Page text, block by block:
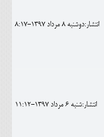
انتشار:دوشنبه 8 مرداد 1397-8:17
انتشار:شنبه 6 مرداد 1397-11:12